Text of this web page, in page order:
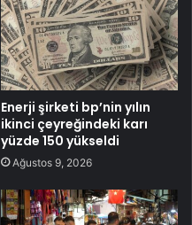
Enerji şirketi bp’nin yılın
ikinci çeyreğindeki karı
yüzde 150 yükseldi
Ağustos 9, 2026